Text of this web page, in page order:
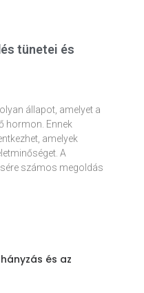
tünetei és
állapot, amelyet a
hormon. Ennek
amelyek
A
számos megoldás
és az